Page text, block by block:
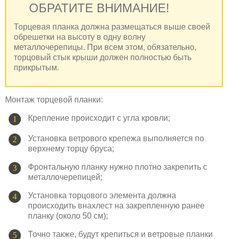
ОБРАТИТЕ ВНИМАНИЕ!
Торцевая планка должна размещаться выше своей
обрешетки на высоту в одну волну
металлочерепицы. При всем этом, обязательно,
торцовый стык крыши должен полностью быть
прикрытым.
Монтаж торцевой планки:
Крепление происходит с угла кровли;
Установка ветрового крепежа выполняется по
верхнему торцу бруса;
Фронтальную планку нужно плотно закрепить с
металлочерепицей;
Установка торцового элемента должна
происходить внахлест на закрепленную ранее
планку (около 50 см);
Точно также, будут крепиться и ветровые планки